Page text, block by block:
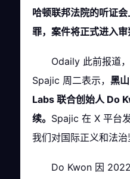
哈顿联邦法院的听证
罪，案件将正式进入审
Odaily 此前报道
Spajic 周二表示，黑
Labs 联合创始人 Do
续。 Spajic 在 X 平台
我们对国际正义和法
Do Kwon 因